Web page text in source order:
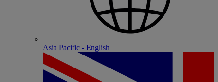
Asia Pacific - English